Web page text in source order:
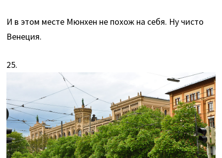
И в этом месте Мюнхен не похож на себя. Ну чисто
Венеция.
25.